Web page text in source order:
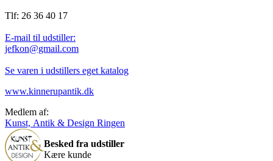
Tlf: 26 36 40 17
E-mail til udstiller:
jefkon@gmail.com
Se varen i udstillers eget katalog
www.kinnerupantik.dk
Medlem af:
Kunst, Antik & Design Ringen
Besked fra udstiller
Kære kunde